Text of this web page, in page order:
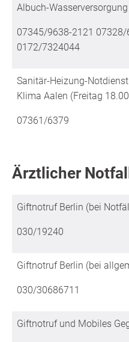
Albuch-Wasserversorgung
07345/9638-2121 07328/
0172/7324044
Sanitär-Heizung-
Klima Aalen (Freitag
07361/6379
Ärztlicher
Giftnotruf Berlin (bei
030/19240
Giftnotruf Berlin (bei
030/30686711
Giftnotruf und Mobiles